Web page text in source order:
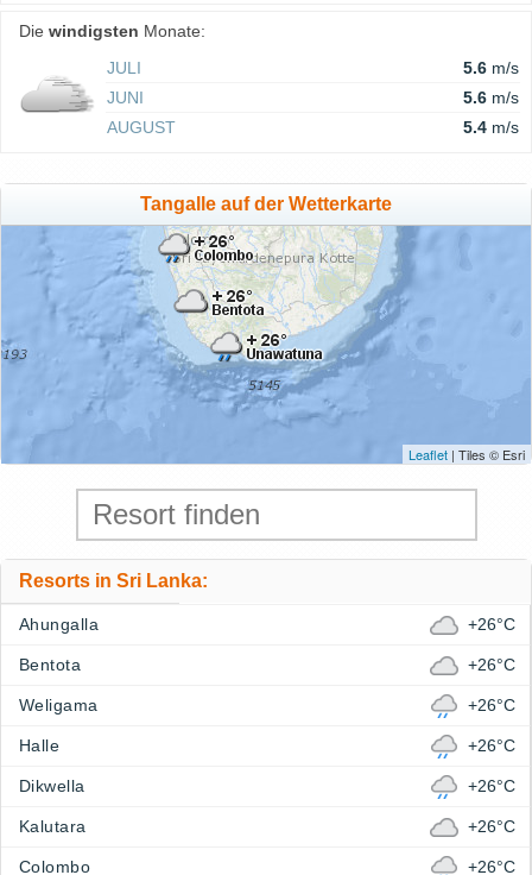
Die windigsten Monate:
JULI
5.6 m/s
JUNI
5.6 m/s
AUGUST
5.4 m/s
Tangalle auf der Wetterkarte
Leaflet | Tiles © Esri
Resorts in Sri Lanka:
Ahungalla +26°C
Bentota +26°C
Weligama +26°C
Halle +26°C
Dikwella +26°C
Kalutara +26°C
Colombo +26°C